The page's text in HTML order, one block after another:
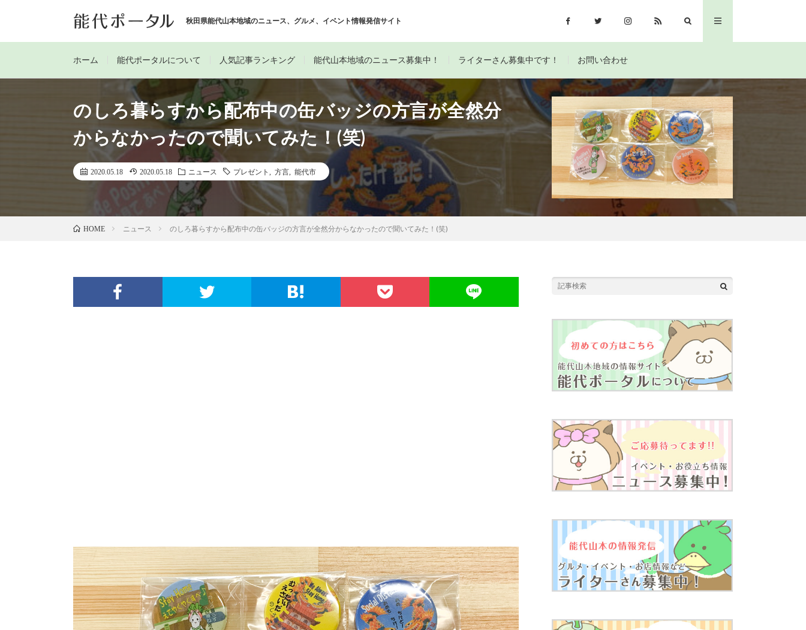
秋田県能代山本地域のニュース、グルメ、イベント情報発信サイト
ホーム 能代ポータルについて 人気記事ランキング 能代山本地域のニュース募集中！ ライターさん募集中です！ お問い合わせ
のしろ暮らすから配布中の缶バッジの方言が全然分
からなかったので聞いてみた！(笑)
2020.05.18 2020.05.18 ニュース プレゼント 方言 能代市
HOME ニュース のしろ暮らすから配布中の缶バッジの方言が全然分からなかったので聞いてみた！(笑)